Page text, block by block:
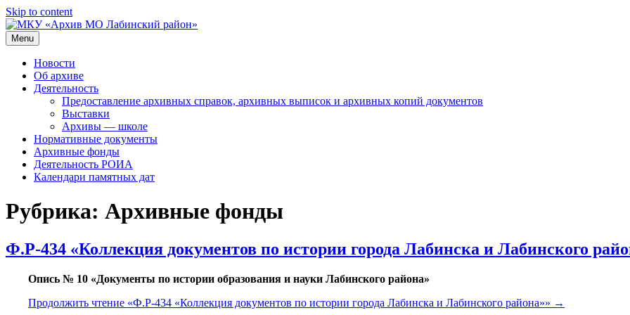
Skip to content
МКУ «Архив МО Лабинский район»
Официальный сайт
Menu
Новости
Об архиве
Деятельность
Предоставление архивных справок, архивных выписок и архивных копий документов
Выставки
Архивы — школе
Нормативные документы
Архивные фонды
Деятельность РОИА
Календари памятных дат
Рубрика: Архивные фонды
Ф.Р-434 «Коллекция документов по истории города Лабинска и Лабинского
Опись № 10 «Документы по истории образования и науки Лабинского района»
Продолжить чтение «Ф.Р-434 «Коллекция документов по истории города Лабинска и Лабинского района»» →